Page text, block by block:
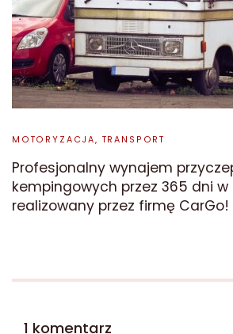
MOTORYZACJA, TRANSPORT
Profesjonalny wynajem
kempingowych przez 365 dni w
realizowany przez firmę CarGo!
1 komentarz